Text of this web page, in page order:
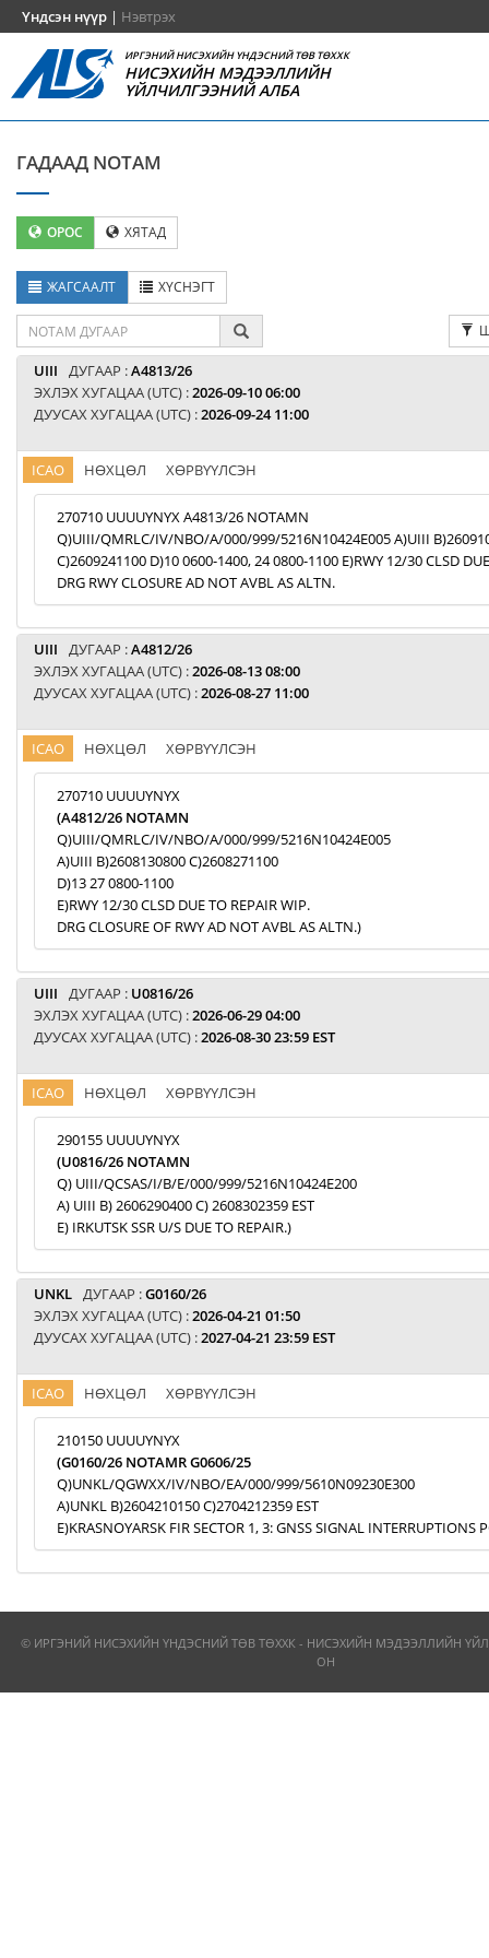
Үндсэн нүүр | Нэвтрэх
ИРГЭНИЙ НИСЭХИЙН ҮНДЭСНИЙ ТӨВ ТӨХХК
НИСЭХИЙН МЭДЭЭЛЛИЙН
ҮЙЛЧИЛГЭЭНИЙ АЛБА
ГАДААД NOTAM
ОРОС ХЯТАД
ЖАГСААЛТ ХҮСНЭГТ
UIII ДУГААР :A4813/26
ЭХЛЭХ ХУГАЦАА (UTC) :2026-09-10 06:00
ДУУСАХ ХУГАЦАА (UTC) :2026-09-24 11:00
ICAO НӨХЦӨЛ ХӨРВҮҮЛСЭН
270710 UUUUYNYX A4813/26 NOTAMN
Q)UIII/QMRLC/IV/NBO/A/000/999/5216N10424E005 A)UIII
C)2609241100 D)10 0600-1400, 24 0800-1100 E)RWY 12/30 CLSD
DRG RWY CLOSURE AD NOT AVBL AS ALTN.
UIII ДУГААР :A4812/26
ЭХЛЭХ ХУГАЦАА (UTC) :2026-08-13 08:00
ДУУСАХ ХУГАЦАА (UTC) :2026-08-27 11:00
ICAO НӨХЦӨЛ ХӨРВҮҮЛСЭН
270710 UUUUYNYX
(A4812/26 NOTAMN
Q)UIII/QMRLC/IV/NBO/A/000/999/5216N10424E005
A)UIII B)2608130800 C)2608271100
D)13 27 0800-1100
E)RWY 12/30 CLSD DUE TO REPAIR WIP.
DRG CLOSURE OF RWY AD NOT AVBL AS ALTN.)
UIII ДУГААР : U0816/26
ЭХЛЭХ ХУГАЦАА (UTC) :2026-06-29 04:00
ДУУСАХ ХУГАЦАА (UTC) :2026-08-30 23:59 EST
ICAO НӨХЦӨЛ ХӨРВҮҮЛСЭН
290155 UUUUYNYX
(U0816/26 NOTAMN
Q) UIII/QCSAS/I/B/E/000/999/5216N10424E200
A) UIII B) 2606290400 C) 2608302359 EST
E) IRKUTSK SSR U/S DUE TO REPAIR.)
UNKL ДУГААР :G0160/26
ЭХЛЭХ ХУГАЦАА (UTC) :2026-04-21 01:50
ДУУСАХ ХУГАЦАА (UTC) :2027-04-21 23:59 EST
ICAO НӨХЦӨЛ ХӨРВҮҮЛСЭН
210150 UUUUYNYX
(G0160/26 NOTAMR G0606/25
Q)UNKL/QGWXX/IV/NBO/EA/000/999/5610N09230E300
A)UNKL B)2604210150 C)2704212359 EST
E)KRASNOYARSK FIR SECTOR 1, 3: GNSS SIGNAL INTERRUPTIONS
© ИРГЭНИЙ НИСЭХИЙН ҮНДЭСНИЙ ТӨВ ТӨХХК - НИСЭХИЙН МЭДЭЭЛЛИЙН
ОН